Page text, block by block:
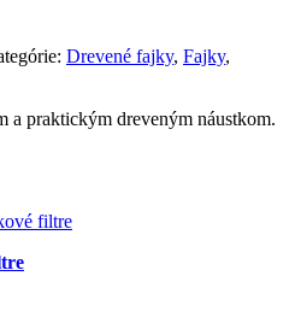
Drevené fajky, Fajky,
a praktickým dreveným náustkom.